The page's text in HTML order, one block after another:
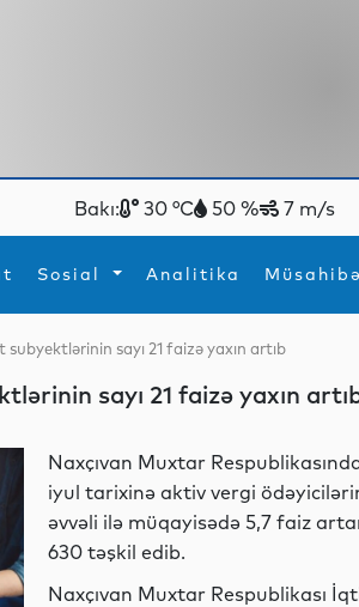
Bakı: 30 °C 50 % 7 m/s
Sosial Analitika Müsahibə
İdmanYeni texnologiyalar
sayı 21 faizə yaxın artıb
sayı 21 faizə yaxın
Naxçıvan Muxtar
iyul tarixinə aktiv vergi
əvvəli ilə müqayisədə 5,7 faiz
630 təşkil edib.
Naxçıvan Muxtar Respublikası